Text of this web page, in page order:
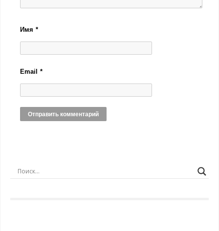
Имя*
Email*